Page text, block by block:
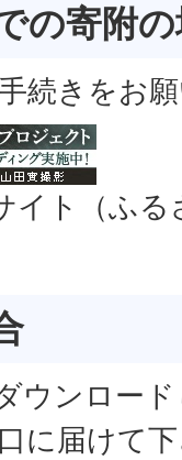
の寄附
続きをお
イト（ふ
ウンロー
に届けて